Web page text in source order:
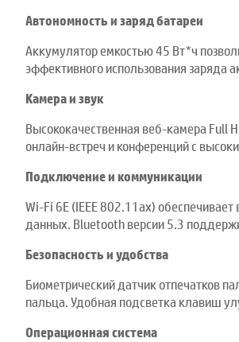
Автономность и заряд батареи
Аккумулятор емкостью 45 Вт*ч
эффективного использования заряда
Камера и звук
Высококачественная веб-камера Full
онлайн-встреч и конференций с
Подключение и коммуникации
Wi-Fi 6E (IEEE 802.11ax)
данных. Bluetooth версии 5.3
Безопасность и удобства
Биометрический датчик отпечатков
пальца. Удобная подсветка клавиш
Операционная система